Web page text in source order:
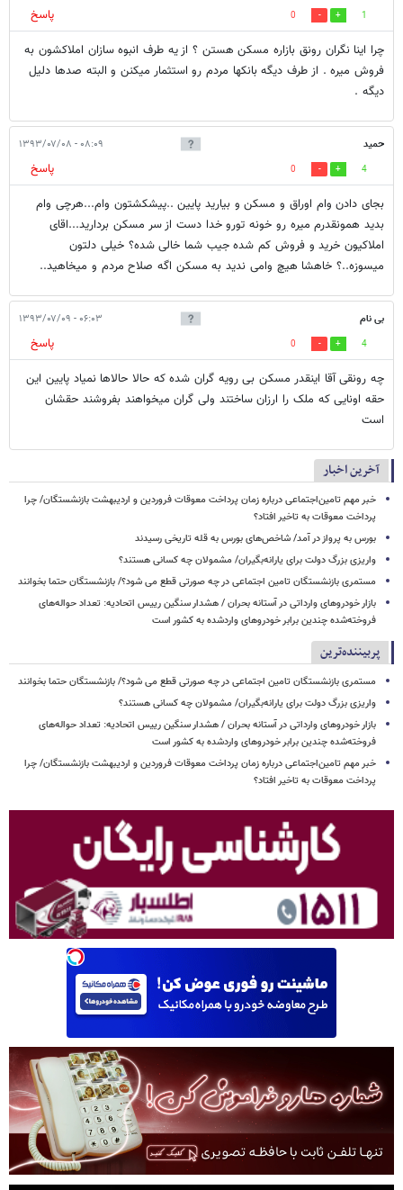
1
0
پاسخ
چرا اینا نگران رونق بازاره مسکن هستن ؟ از یه طرف انبوه سازان املاکشون به
فروش میره . از طرف دیگه بانکها مردم رو استثمار میکنن و البته صدها دلیل
دیگه .
حمید ۰۸:۰۹ - ۱۳۹۳/۰۷/۰۸
4
0
پاسخ
بجای دادن وام اوراق و مسکن و بیارید پایین ..پیشکشتون وام...هرچی وام
بدید همونقدرم میره رو خونه تورو خدا دست از سر مسکن بردارید...اقای
املاکیون خرید و فروش کم شده جیب شما خالی شده؟ خیلی دلتون
میسوزه..؟ خاهشا هیچ وامی ندید به مسکن اگه صلاح مردم و میخاهید..
بی نام ۰۶:۰۳ - ۱۳۹۳/۰۷/۰۹
4
0
پاسخ
چه رونقی آقا اینقدر مسکن بی رویه گران شده که حالا حالاها نمیاد پایین این
حقه اونایی که ملک را ارزان ساختند ولی گران میخواهند بفروشند حقشان
است
آخرین اخبار
خبر مهم تامین‌اجتماعی درباره زمان پرداخت معوقات فروردین و اردیبهشت بازنشستگان/ چرا
پرداخت معوقات به تاخیر افتاد؟
بورس به پرواز در آمد/ شاخص‌های بورس به قله تاریخی رسیدند
واریزی بزرگ دولت برای یارانه‌بگیران/ مشمولان چه کسانی هستند؟
مستمری بازنشستگان تامین اجتماعی در چه صورتی قطع می شود؟/ بازنشستگان حتما بخوانند
بازار خودروهای وارداتی در آستانه بحران / هشدار سنگین رییس اتحادیه: تعداد حواله‌های
فروخته‌شده چندین برابر خودروهای واردشده به کشور است
پربیننده‌ترین
مستمری بازنشستگان تامین اجتماعی در چه صورتی قطع می شود؟/ بازنشستگان حتما بخوانند
واریزی بزرگ دولت برای یارانه‌بگیران/ مشمولان چه کسانی هستند؟
بازار خودروهای وارداتی در آستانه بحران / هشدار سنگین رییس اتحادیه: تعداد حواله‌های
فروخته‌شده چندین برابر خودروهای واردشده به کشور است
خبر مهم تامین‌اجتماعی درباره زمان پرداخت معوقات فروردین و اردیبهشت بازنشستگان/ چرا
پرداخت معوقات به تاخیر افتاد؟